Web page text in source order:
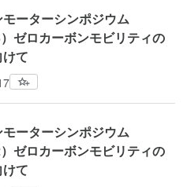
モーターシンポジウム
ゼロカーボンモビリティの
て
モーターシンポジウム
ゼロカーボンモビリティの
て